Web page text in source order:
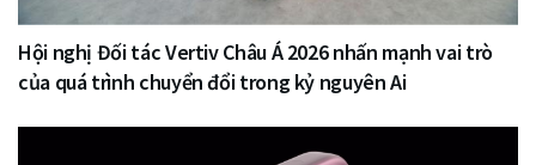
Hội nghị Đối tác Vertiv Châu Á 2026 nhấn mạnh vai trò
của quá trình chuyển đổi trong kỷ nguyên Ai